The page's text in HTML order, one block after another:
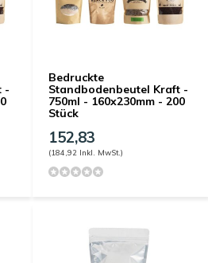
-
Bedruckte
Standbodenbeutel Kraft -
750ml - 160x230mm - 200
Stück
152,83
(184,92 Inkl. MwSt.)